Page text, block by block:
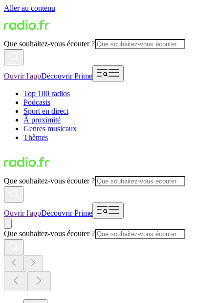
Aller au contenu
Que souhaitez-vous écouter ?
Ouvrir l'appDécouvrir Prime
Top 100 radios
Podcasts
Sport en direct
À proximité
Genres musicaux
Thèmes
Que souhaitez-vous écouter ?
Ouvrir l'appDécouvrir Prime
Que souhaitez-vous écouter ?